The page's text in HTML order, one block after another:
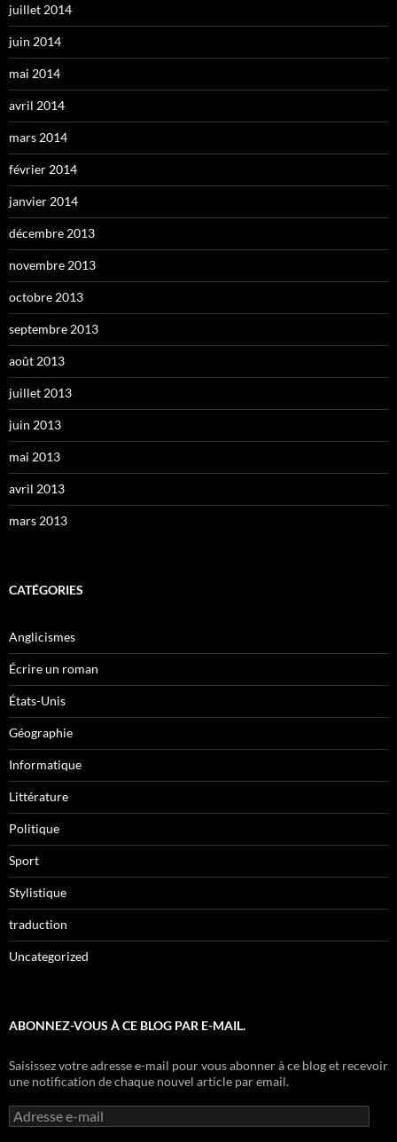
juillet 2014
juin 2014
mai 2014
avril 2014
mars 2014
février 2014
janvier 2014
décembre 2013
novembre 2013
octobre 2013
septembre 2013
août 2013
juillet 2013
juin 2013
mai 2013
avril 2013
mars 2013
CATÉGORIES
Anglicismes
Écrire un roman
États-Unis
Géographie
Informatique
Littérature
Politique
Sport
Stylistique
traduction
Uncategorized
ABONNEZ-VOUS À CE BLOG PAR E-MAIL.
Saisissez votre adresse e-mail pour vous abonner à ce blog et recevoir
une notification de chaque nouvel article par email.
Adresse
e-